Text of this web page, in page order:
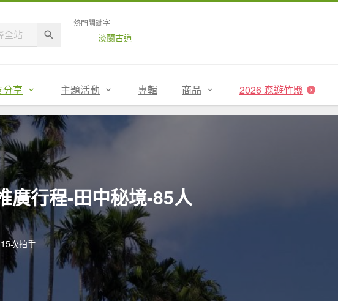
熱門關鍵字
淡蘭古道
分享 主題活動 專輯 商品 2026 森遊竹縣
廣行程-田中秘境-85人
15次拍手